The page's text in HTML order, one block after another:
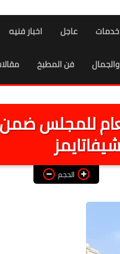
خدمات عاجل اخبار فنيه
فن المطبخ
للمجلس ضمن
الحجم